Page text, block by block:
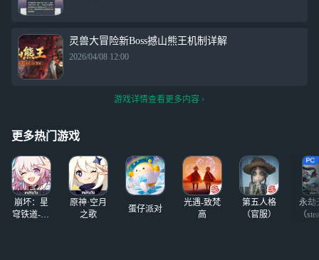
灵兽大冒险新Boss撼山熊王机制详解
2026/04/08 12:00
游戏详情查看更多内容
更多热门游戏
崩坏：星
穹铁道-4.4
原神·空月
之歌
蛋仔派对
光遇-致梵
高
第五人格
（官服）
永劫
（